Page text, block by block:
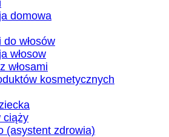
domowa
włosów
włosow
włosami
kosmetycznych
ciąży
(asystent zdrowia)